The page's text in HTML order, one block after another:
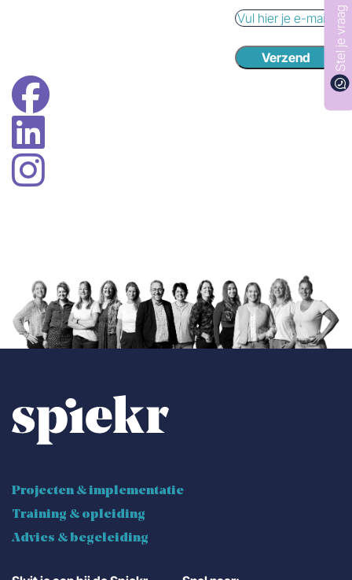
E-
mail
Verzend
Projecten & implementatie
Training & opleiding
Advies & begeleiding
Stel je vraag